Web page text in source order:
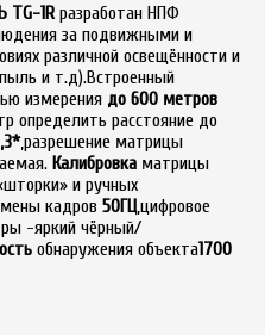
TG-1R разработан НПФ
за подвижными и
различной освещённости и
и т.д).Встроенный
измерения до 600 метров
определить расстояние до
,разрешение матрицы
Калибровка матрицы
и ручных
кадров 50ГЦ,цифровое
-яркий чёрный/
обнаружения объекта1700